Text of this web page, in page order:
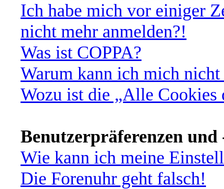
Ich habe mich vor einiger
nicht mehr anmelden?!
Was ist COPPA?
Warum kann ich mich
Wozu ist die „Alle Cookies
Benutzerpräferenzen und
Wie kann ich meine
Die Forenuhr geht falsch!